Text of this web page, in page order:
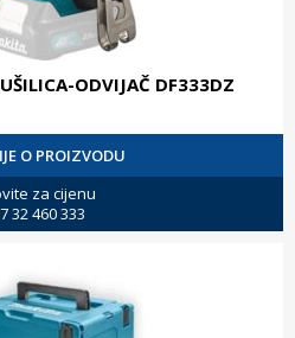
ODVIJAČ DF333DZ
O PROIZVODU
za cijenu
32 460 333